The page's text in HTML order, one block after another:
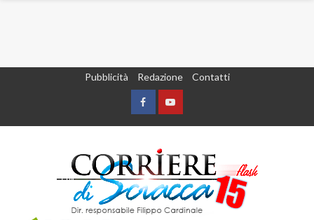
Pubblicità Redazione Contatti
FacebookYountube